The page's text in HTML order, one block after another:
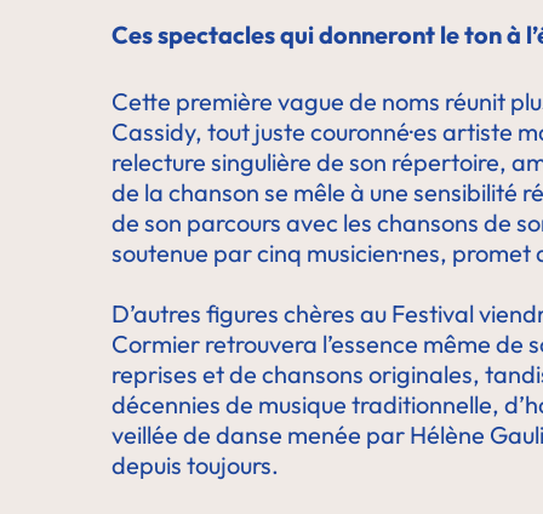
Ces spectacles qui donneront le ton à
Cette première vague de noms réunit
Cassidy, tout juste couronné·es artiste
relecture singulière de son répertoire,
de la chanson se mêle à une sensibilité
de son parcours avec les chansons de
soutenue par cinq musicien·nes,
D’autres figures chères au Festival
Cormier retrouvera l’essence même
reprises et de chansons originales,
décennies de musique traditionnelle,
veillée de danse menée par Hélène
depuis toujours.